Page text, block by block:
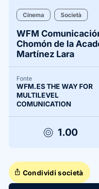
Cinema Società
WFM
Chomón de la
Martínez Lara
Fonte
WFM.ES THE WAY FOR
MULTILEVEL
COMUNICATION
target 1.00
ios_share Condividi società